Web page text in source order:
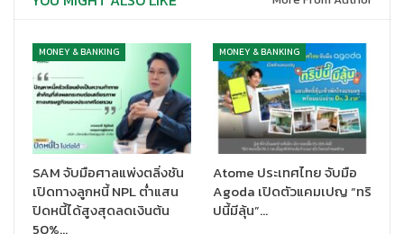
MONEY & BANKING
SAM จับมือศาลแพ่งตลิ่งชัน
เปิดทางลูกหนี้ NPL ต่ำแสน
ปิดหนี้ได้สูงสุดลดเงินต้น
50%…
MONEY & BANKING
Atome ประเทศไทย จับมือ
Agoda เปิดตัวแคมเปญ “ทริ
ปนี้มีลุ้น”…